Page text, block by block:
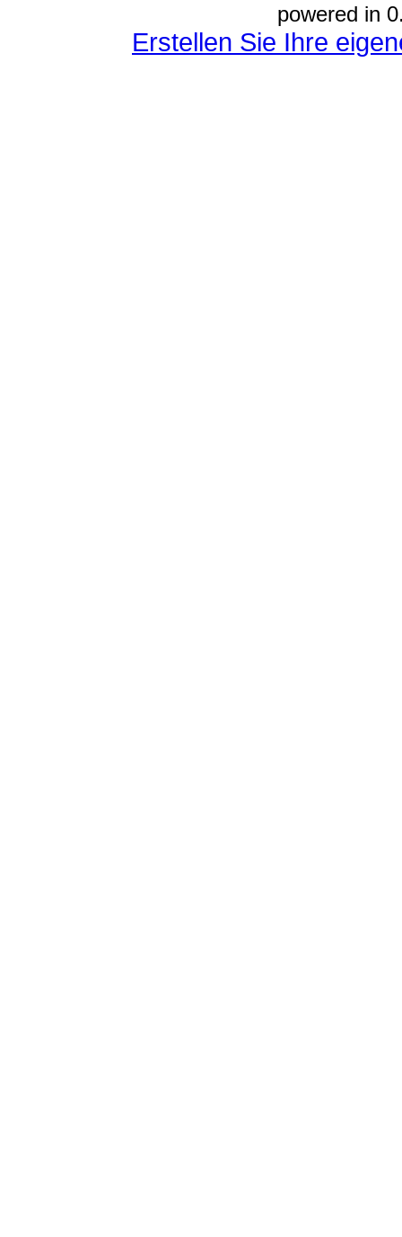
powered in
Erstellen Sie Ihre